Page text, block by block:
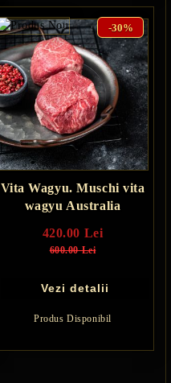
Vita Wagyu. Muschi vita
wagyu Australia
-30%
420.00 Lei
600.00 Lei
Vezi detalii
Produs Disponibil